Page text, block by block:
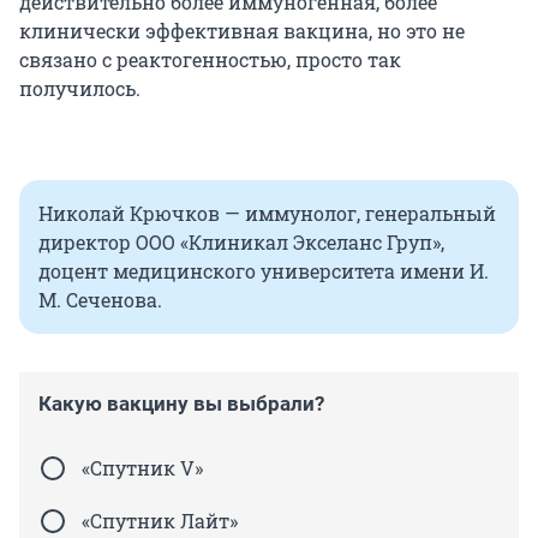
клинически эффективная вакцина, но это не
связано с реактогенностью, просто так
получилось.
Николай Крючков — иммунолог, генеральный
директор ООО «Клиникал Экселанс Груп»,
доцент медицинского университета имени И.
М. Сеченова.
Какую вакцину вы выбрали?
«Спутник V»
«Спутник Лайт»